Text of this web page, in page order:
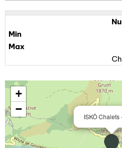
ISKÖ Chalets
+
−